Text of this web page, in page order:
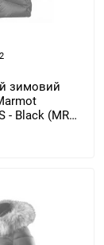
зимовий
- Black (MRT